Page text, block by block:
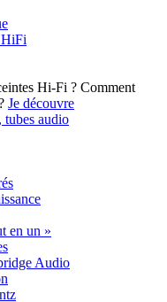
HiFi
Comment
Je découvre
audio
en un »
Audio